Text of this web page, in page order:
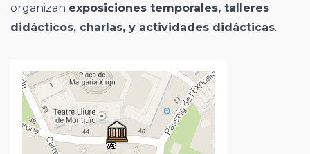
organizan exposiciones temporales, talleres
didácticos, charlas, y actividades didácticas.